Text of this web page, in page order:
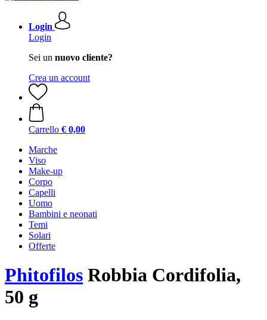
Login
Login
Sei un nuovo cliente?
Crea un account
Carrello € 0,00
Marche
Viso
Make-up
Corpo
Capelli
Uomo
Bambini e neonati
Temi
Solari
Offerte
Phitofilos Robbia Cordifolia,
50 g